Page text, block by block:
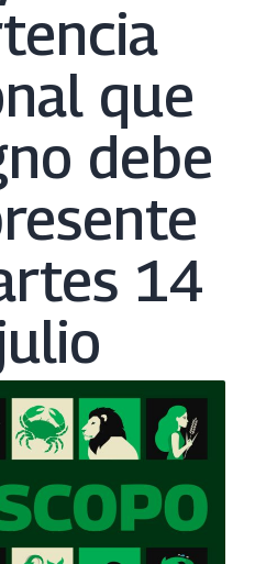
que
debe
14